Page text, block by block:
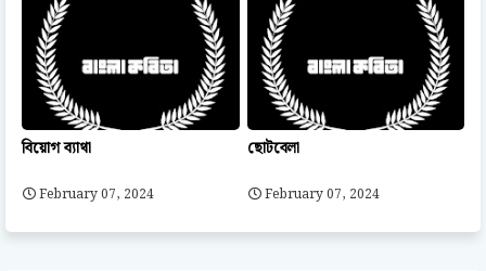
বিয়োগ ব্যাথা
February 07, 2024
ছোটবেলা
February 07, 2024